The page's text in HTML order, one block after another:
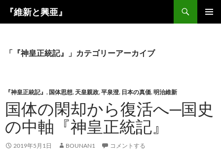
『維新と興亜』
「『神皇正統記』」カテゴリーアーカイブ
『神皇正統記』 , 国体思想, 天皇親政,平泉澄, 日本の真価,明治維新
国体の閑却から復活へ─国史
の中軸『神皇正統記』
2019年5月1日 BOUNAN1 コメントする